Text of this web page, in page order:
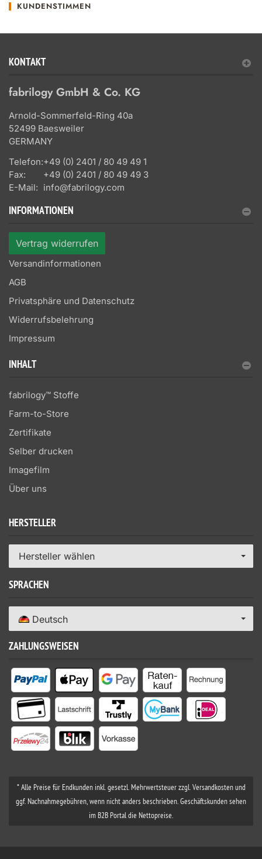
KUNDENSTIMMEN
KONTAKT
fabrilogy GmbH & Co. KG
Arnold-Sommerfeld-Ring 40a
52499 Baesweiler
GERMANY
Telefon:+49 (0) 2401 / 80 49 49 1
Fax:
+49 (0) 2401 / 80 49 49 3
E-Mail: info@fabrilogy.com
INFORMATIONEN
Vertrag widerrufen
Versandinformationen
AGB
Privatsphäre und Datenschutz
Widerrufsbelehrung
Impressum
INHALT
fabrilogy™ Stoffe
Farm-to-Store
Zertifikate
Selber drucken
Imagefilm
Über uns
HERSTELLER
Hersteller wählen
SPRACHEN
Deutsch
ZAHLUNGSWEISEN
* Alle Preise für Endkunden inkl. gesetzl. Mehrwertsteuer zzgl. Versandkosten und
ggf. Nachnahmegebühren, wenn nicht anders beschrieben. Geschäftskunden sehen
im B2B Portal die Nettopreise.